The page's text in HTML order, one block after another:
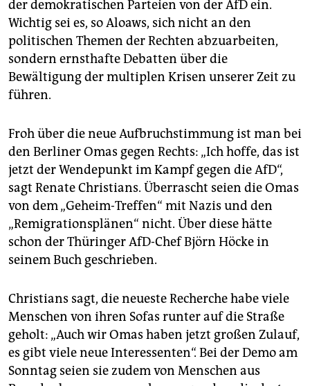
der demokratischen Parteien von der AfD ein.
Wichtig sei es, so Aloaws, sich nicht an den
politischen Themen der Rechten abzuarbeiten,
sondern ernsthafte Debatten über die
Bewältigung der multiplen Krisen unserer Zeit zu
führen.
Froh über die neue Aufbruchstimmung ist man bei
den Berliner Omas gegen Rechts: „Ich hoffe, das ist
jetzt der Wendepunkt im Kampf gegen die AfD“,
sagt Renate Christians. Überrascht seien die Omas
von dem „Geheim-Treffen“ mit Nazis und den
„Remigrationsplänen“ nicht. Über diese hätte
schon der Thüringer AfD-Chef Björn Höcke in
seinem Buch geschrieben.
Christians sagt, die neueste Recherche habe viele
Menschen von ihren Sofas runter auf die Straße
geholt: „Auch wir Omas haben jetzt großen Zulauf,
es gibt viele neue Interessenten“. Bei der Demo am
Sonntag seien sie zudem von Menschen aus